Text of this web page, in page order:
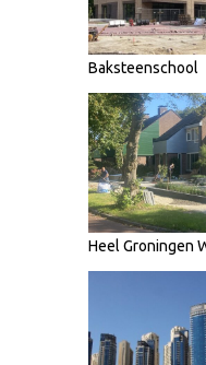
Baksteenschool
Heel Groningen